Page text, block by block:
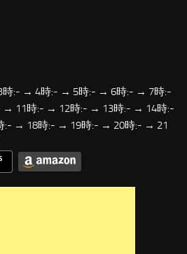
:- → 4時:- → 5時:- → 6時:- → 7時:-
11時:- → 12時:- → 13時:- → 14時:-
:- → 18時:- → 19時:- → 20時:- → 21